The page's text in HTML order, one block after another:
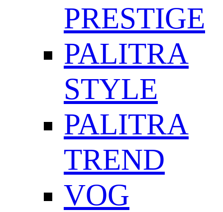
PRESTIGE
PALITRA
STYLE
PALITRA
TREND
VOG